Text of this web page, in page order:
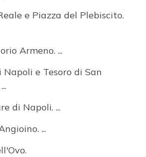
e Piazza del Plebiscito.
Armeno. ...
Napoli e Tesoro di San
di Napoli. ...
...